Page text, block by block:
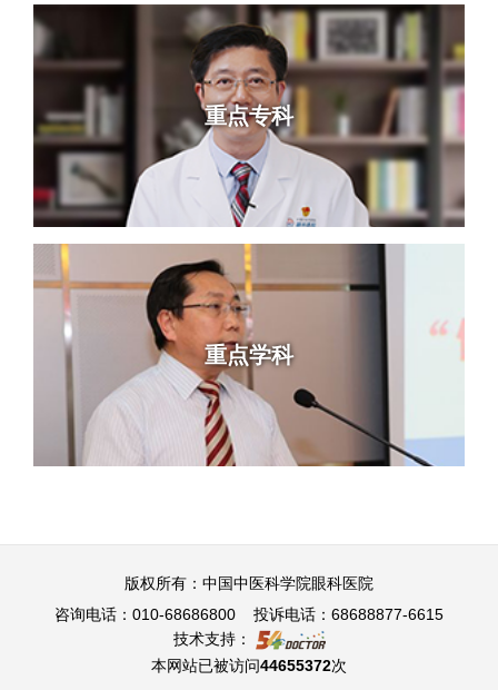
重点专科
重点学科
版权所有：中国中医科学院眼科医院
咨询电话：010-68686800 投诉电话：68688877-6615
技术支持：
本网站已被访问44655372次